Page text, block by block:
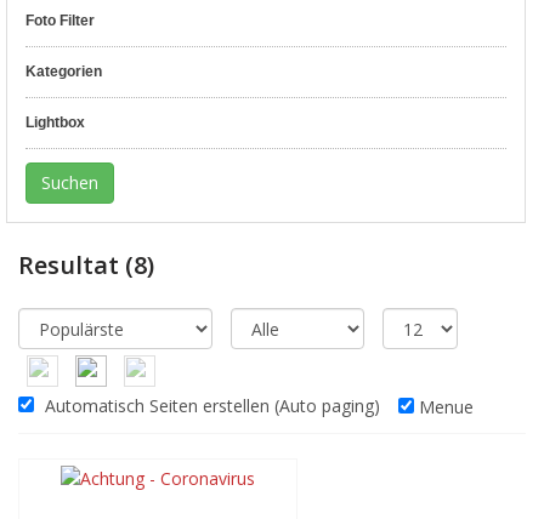
Foto Filter
Kategorien
Lightbox
Resultat (8)
Automatisch Seiten erstellen (Auto paging) Menue